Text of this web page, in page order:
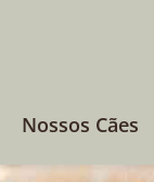
Nossos Cães